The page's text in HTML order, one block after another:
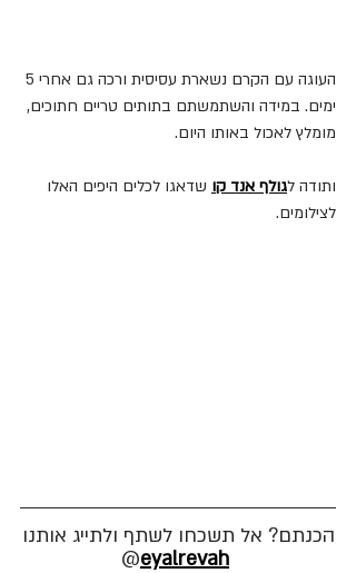
ימים. במידה והשתמשתם בתותים טריים חתוכים,
מומלץ לאכול באותו היום.
ותודה לגולף אנד קו שדאגו לכלים היפים האלו
לצילומים.
הכנתם? אל תשכחו לשתף ולתייג אותנו
@eyalrevah